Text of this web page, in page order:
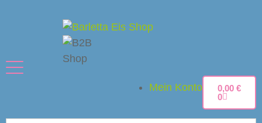
Mein Konto 0,00 €
0